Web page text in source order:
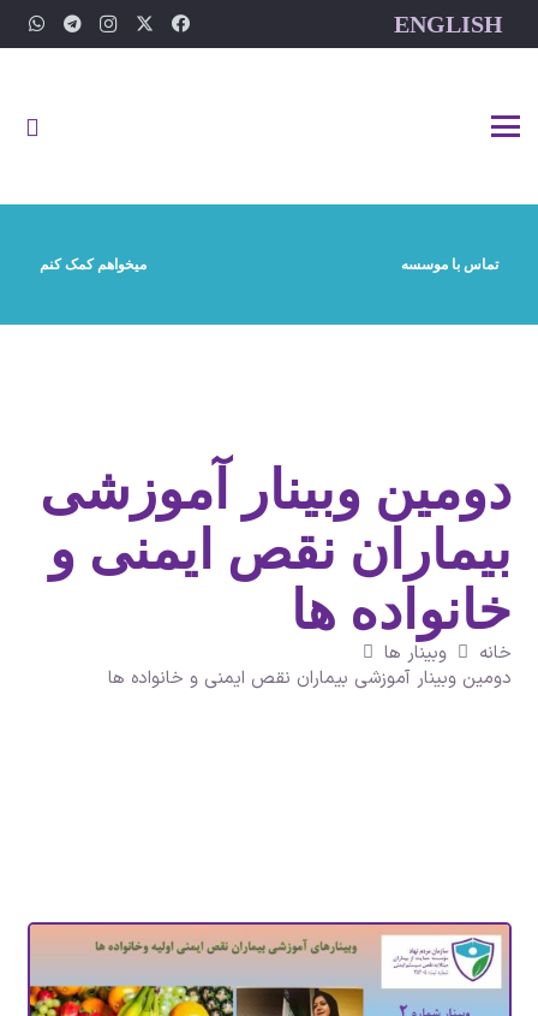
ENGLISH
تماس با موسسه میخواهم کمک کنم
دومین وبینار آموزشی
بیماران نقص ایمنی و
خانواده ها
خانه
وبینار ها
دومین وبینار آموزشی بیماران نقص ایمنی و خانواده ها